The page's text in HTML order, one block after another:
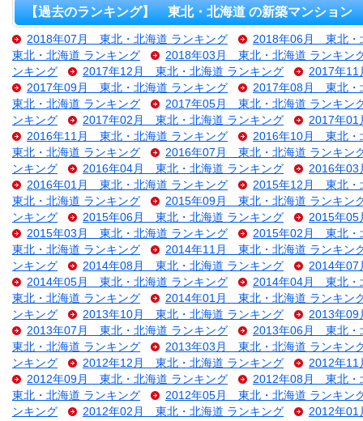
【過去のランキング】 東北・北海道 の新築マンション
2018年07月 東北・北海道 ランキング
2018年06月 東北・
東北・北海道 ランキング
2018年03月 東北・北海道 ランキン
ンキング
2017年12月 東北・北海道 ランキング
2017年
2017年09月 東北・北海道 ランキング
2017年08月 東北・
東北・北海道 ランキング
2017年05月 東北・北海道 ランキン
ンキング
2017年02月 東北・北海道 ランキング
2017年
2016年11月 東北・北海道 ランキング
2016年10月 東北・
東北・北海道 ランキング
2016年07月 東北・北海道 ランキン
ンキング
2016年04月 東北・北海道 ランキング
2016年
2016年01月 東北・北海道 ランキング
2015年12月 東北・
東北・北海道 ランキング
2015年09月 東北・北海道 ランキン
ンキング
2015年06月 東北・北海道 ランキング
2015年
2015年03月 東北・北海道 ランキング
2015年02月 東北・
東北・北海道 ランキング
2014年11月 東北・北海道 ランキン
ンキング
2014年08月 東北・北海道 ランキング
2014年
2014年05月 東北・北海道 ランキング
2014年04月 東北・
東北・北海道 ランキング
2014年01月 東北・北海道 ランキン
ンキング
2013年10月 東北・北海道 ランキング
2013年
2013年07月 東北・北海道 ランキング
2013年06月 東北・
東北・北海道 ランキング
2013年03月 東北・北海道 ランキン
ンキング
2012年12月 東北・北海道 ランキング
2012年
2012年09月 東北・北海道 ランキング
2012年08月 東北・
東北・北海道 ランキング
2012年05月 東北・北海道 ランキン
ンキング
2012年02月 東北・北海道 ランキング
2012年